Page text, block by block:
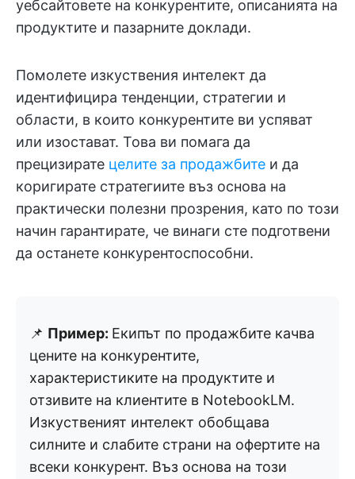
уебсайтовете на конкурентите, описанията на
продуктите и пазарните доклади.
Помолете изкуствения интелект да
идентифицира тенденции, стратегии и
области, в които конкурентите ви успяват
или изостават. Това ви помага да
прецизирате целите за продажбите и да
коригирате стратегиите въз основа на
практически полезни прозрения, като по този
начин гарантирате, че винаги сте подготвени
да останете конкурентоспособни.
📌 Пример: Екипът по продажбите качва
цените на конкурентите,
характеристиките на продуктите и
отзивите на клиентите в NotebookLM.
Изкуственият интелект обобщава
силните и слабите страни на офертите на
всеки конкурент. Въз основа на този